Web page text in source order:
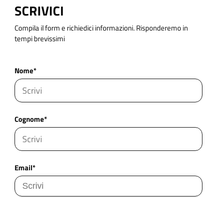
SCRIVICI
Compila il form e richiedici informazioni. Risponderemo in
tempi brevissimi
Nome*
Cognome*
Email*